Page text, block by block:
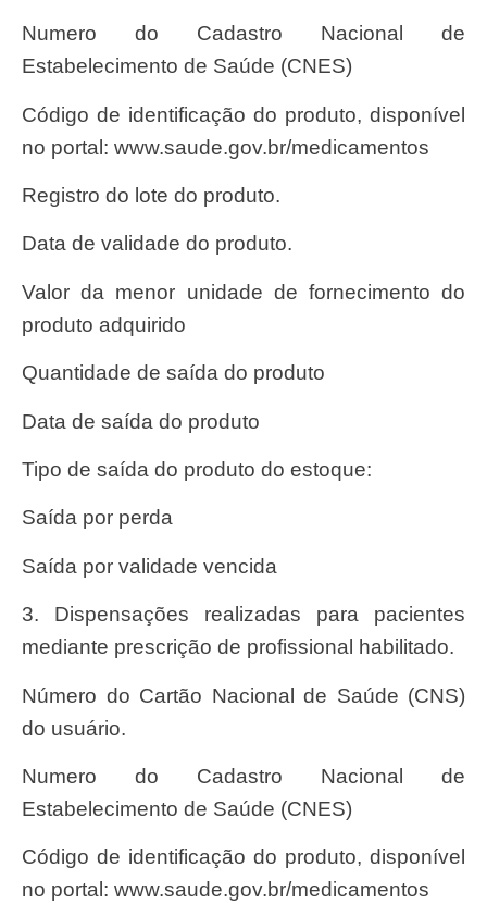
Numero do Cadastro Nacional de
Estabelecimento de Saúde (CNES)
Código de identificação do produto, disponível
no portal: www.saude.gov.br/medicamentos
Registro do lote do produto.
Data de validade do produto.
Valor da menor unidade de fornecimento do
produto adquirido
Quantidade de saída do produto
Data de saída do produto
Tipo de saída do produto do estoque:
Saída por perda
Saída por validade vencida
3. Dispensações realizadas para pacientes
mediante prescrição de profissional habilitado.
Número do Cartão Nacional de Saúde (CNS)
do usuário.
Numero do Cadastro Nacional de
Estabelecimento de Saúde (CNES)
Código de identificação do produto, disponível
no portal: www.saude.gov.br/medicamentos